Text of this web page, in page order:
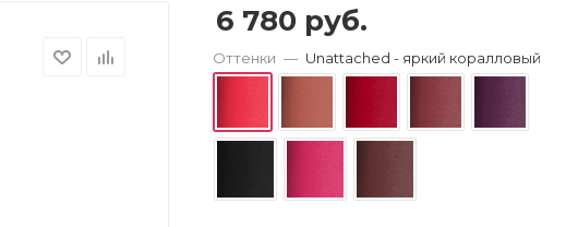
6 780 руб.
Оттенки — Unattached - яркий коралловый